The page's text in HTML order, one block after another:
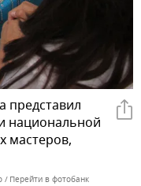
представил
национальной
мастеров,
Перейти в фотобанк